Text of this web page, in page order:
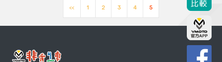
<< 1 2 3 4 5